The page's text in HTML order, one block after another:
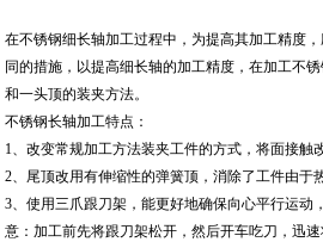
在不锈钢细长轴加工过程中，为提高其加工精度
同的措施，以提高细长轴的加工精度，在加工不
和一头顶的装夹方法。
不锈钢长轴加工特点：
1、改变常规加工方法装夹工件的方式，将面接触
2、尾顶改用有伸缩性的弹簧顶，消除了工件由于
3、使用三爪跟刀架，能更好地确保向心平行运动
意：加工前先将跟刀架松开，然后开车吃刀，迅